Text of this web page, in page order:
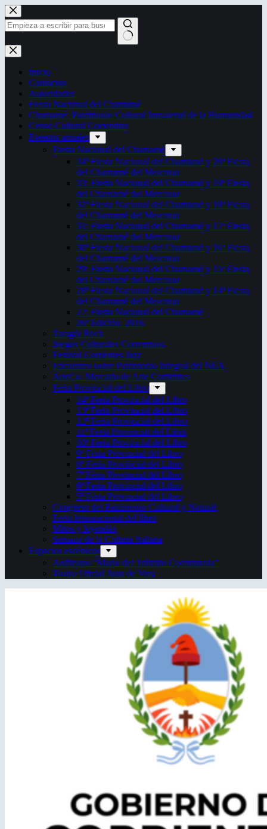
Saltar
al
contenido
Sin
resultados
Inicio
Contactos
Autoridades
Fiesta Nacional del Chamamé
Chamamé: Patrimonio Cultural Inmaterial de la Humanidad
Censo Cultural Correntino
Eventos anuales
Fiesta Nacional del Chamamé
34ª Fiesta Nacional del Chamamé y 20ª Fiesta
del Chamamé del Mercosur
33ª Fiesta Nacional del Chamamé y 19ª Fiesta
del Chamamé del Mercosur
32ª Fiesta Nacional del Chamamé y 18ª Fiesta
del Chamamé del Mercosur
31ª Fiesta Nacional del Chamamé y 17ª Fiesta
del Chamamé del Mercosur
30ª Fiesta Nacional del Chamamé y 16ª Fiesta
del Chamamé del Mercosur
29ª Fiesta Nacional del Chamamé y 15ª Fiesta
del Chamamé del Mercosur
28ª Fiesta Nacional del Chamamé y 14ª Fiesta
del Chamamé del Mercosur
27ª Fiesta Nacional del Chamamé
26ª Edición. 2016.
Taragüi Rock
Juegos Culturales Correntinos
Festival Corrientes Jazz
Encuentro sobre Patrimonio Integral del NEA
ArteCo. Mercado de Arte Corrientes
Feria Provincial del Libro
14ª Feria Provincial del Libro
13ª Feria Provincial del Libro
12ª Feria Provincial del Libro
11ª Feria Provincial del Libro
10ª Feria Provincial del Libro
9ª Feria Provincial del Libro
8ª Feria Provincial del Libro
7ª Feria Provincial del Libro
6ª Feria Provincial del Libro
5ª Feria Provincial del Libro
Congreso del Patrimonio Cultural y Natural
Feria Internacional del libro
Mitos y leyendas
Semana de la Cultura Italiana
Espacios escénicos
Anfiteatro “Mario del Tránsito Cocomarola”
Teatro Oficial Juan de Vera